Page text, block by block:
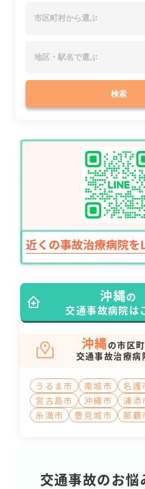
検索
沖縄の
交通事故病院は
沖縄の市区
交通事故治療病
うるま市 南城市 名護
宮古島市
沖縄市 浦添
糸満市
豊見城市 那覇
交通事故のお悩